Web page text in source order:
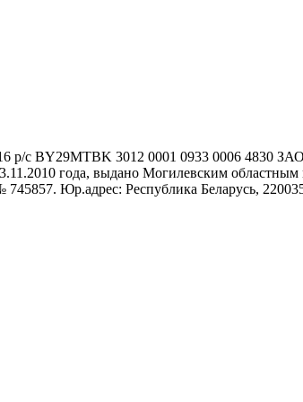
р/с BY29MTBK 3012 0001 0933 0006
года, выдано Могилевским
Юр.адрес: Республика Беларусь,